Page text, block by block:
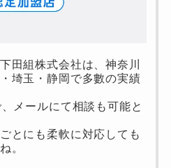
田組株式会社は、神奈川
埼玉・静岡で多數の実績
メールにて相談も可能と
とにも柔軟に対応しても
。